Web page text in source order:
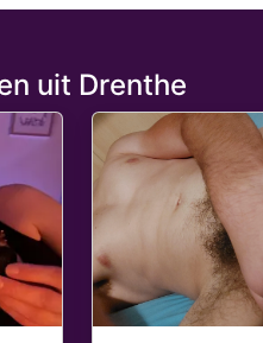
uit Drenthe